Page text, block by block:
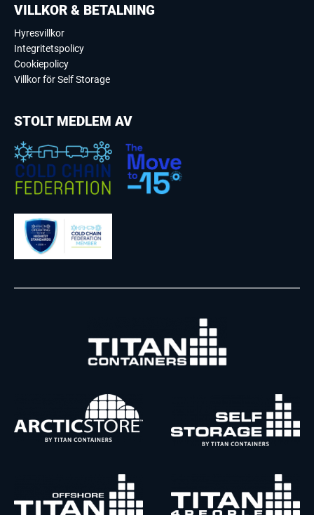
VILLKOR & BETALNING
Hyresvillkor
Integritetspolicy
Cookiepolicy
Villkor för Self Storage
STOLT MEDLEM AV